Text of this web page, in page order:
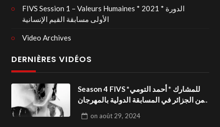
FIVS Session 1 – Valeurs Humaines * 2021 * الدورة
الأولى مسابقة القيم الإنسانية
Video Archives
DERNIÈRES VIDÉOS
Season 4 FIVS للمشارك * أحمد التومي*
من الجزائر في المسابقة الدولية بالمهرجان
»فيديو بعنوان
on août 29, 2024